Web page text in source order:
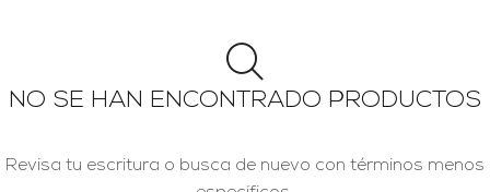
NO SE HAN ENCONTRADO PRODUCTOS
Revisa tu escritura o busca de nuevo con términos menos